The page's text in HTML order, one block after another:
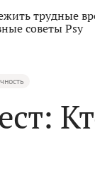
трудные
советы Psy